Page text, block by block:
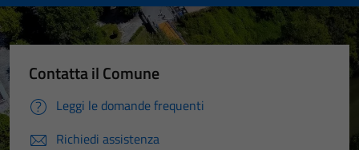
Contatta il Comune
Leggi le domande frequenti
Richiedi assistenza